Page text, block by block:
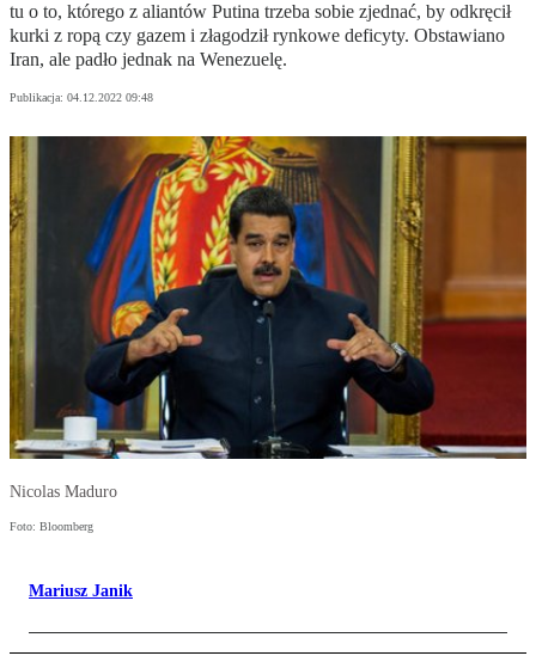
tu o to, którego z aliantów Putina trzeba sobie zjednać, by odkręcił
kurki z ropą czy gazem i złagodził rynkowe deficyty. Obstawiano
Iran, ale padło jednak na Wenezuelę.
Publikacja: 04.12.2022 09:48
Nicolas Maduro
Foto: Bloomberg
Mariusz Janik